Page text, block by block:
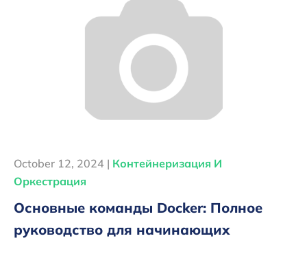
October 12, 2024 | Контейнеризация И
Оркестрация
Основные команды Docker: Полное
руководство для начинающих